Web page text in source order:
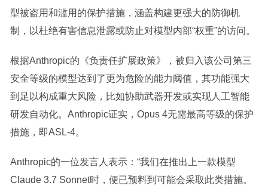
型被盗用和滥用的保护措施，涵盖构建更强大的防御机
制，以杜绝有害信息泄露或防止对模型内部“权重”的访问。
根据Anthropic的《负责任扩展政策》，被归入该公司第三
安全等级的模型达到了更为危险的能力阈值，其功能强大
到足以构成重大风险，比如协助武器开发或实现人工智能
研发自动化。Anthropic证实，Opus 4无需最高等级的保护
措施，即ASL-4。
Anthropic的一位发言人表示：“我们在推出上一款模型
Claude 3.7 Sonnet时，便已预料到可能会采取此类措施。